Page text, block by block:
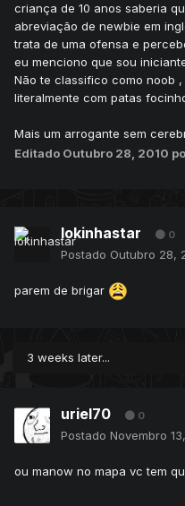
criança de 10 anos saberia
abreviação de newbie em
trata de uma ofensa e
eu menciono que sou
Não te classifico como noob
literalmente com patas
Mais um arrogante sem
Editado Outubro 28, 2010
lokinhastar 0
Postado Outubro 28,
parem de brigar
3 weeks later...
uriel70 0
Postado Novembro
ou manow no mapa vc tem